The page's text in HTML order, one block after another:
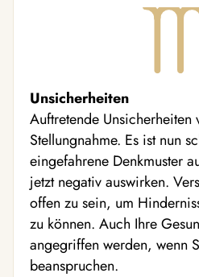
Unsicherheiten
Auftretende Unsicherheiten
Stellungnahme. Es ist nun
eingefahrene Denkmuster
jetzt negativ auswirken.
offen zu sein, um
zu können. Auch Ihre
angegriffen werden, wenn
beanspruchen.